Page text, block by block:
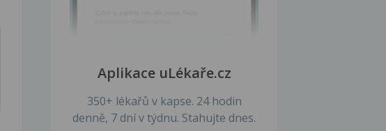
Aplikace uLékaře.cz
350+ lékařů v kapse. 24 hodin
denně, 7 dní v týdnu. Stahujte dnes.